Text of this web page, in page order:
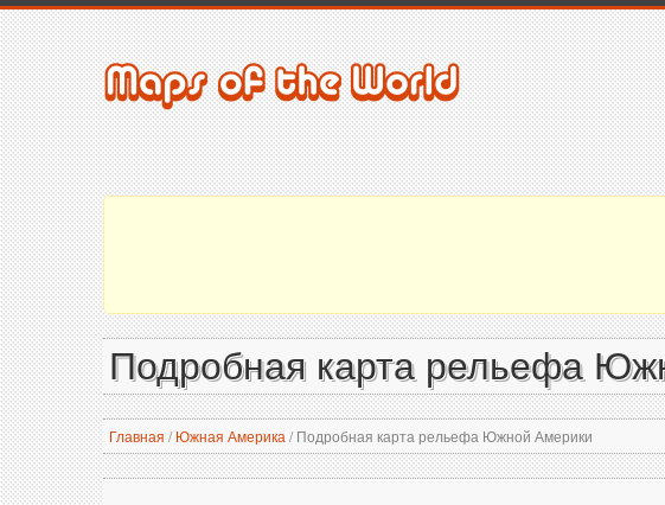
Подробная карта рельефа
Главная / Южная Америка /Подробная карта рельефа Южной Америки